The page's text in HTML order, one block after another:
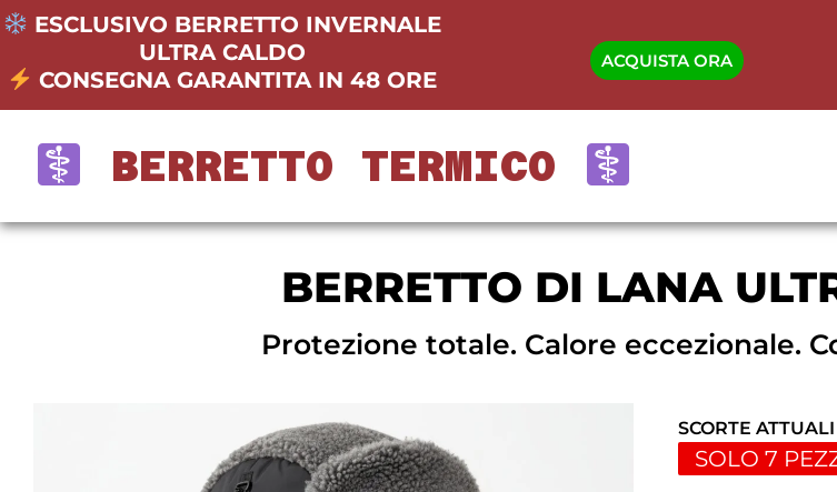
ESCLUSIVO BERRETTO INVERNALE
ULTRA CALDO
CONSEGNA GARANTITA IN 48 ORE
ACQUISTA ORA
BERRETTO TERMICO
BERRETTO DI LANA
Protezione totale. Calore eccezionale.
SCORTE ATTUALI
SOLO 7